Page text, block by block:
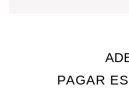
PAGAR ES